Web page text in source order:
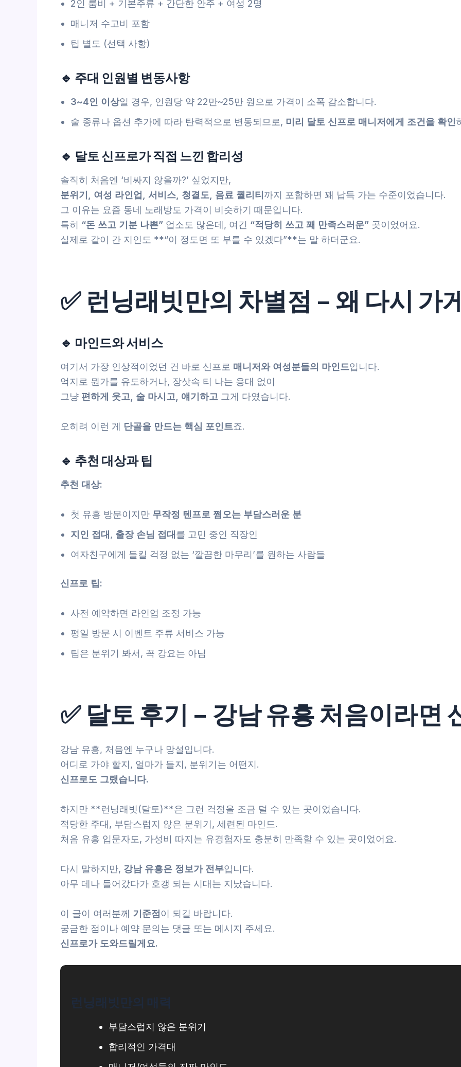
2인 룸비 + 기본주류 + 간단한 안주 + 여성 2명
매니저 수고비 포함
팁 별도 (선택 사항)
🔹 주대 인원별 변동사항
3~4인 이상일 경우, 인원당 약 22만~25만 원으로 가격이 소폭 감소합니다.
술 종류나 옵션 추가에 따라 탄력적으로 변동되므로, 미리 달토 신프로 매니저에게 조건을 확인
🔹 달토 신프로가 직접 느낀 합리성
솔직히 처음엔 ‘비싸지 않을까?’ 싶었지만,
분위기, 여성 라인업, 서비스, 청결도, 음료 퀄리티 까지 포함하면 꽤 납득 가는 수준이었습니다.
그 이유는 요즘 동네 노래방도 가격이 비슷하기 때문입니다.
특히 “돈 쓰고 기분 나쁜” 업소도 많은데, 여긴 “적당히 쓰고 꽤 만족스러운” 곳이었어요.
실제로 같이 간 지인도 **“이 정도면 또 부를 수 있겠다”**는 말 하더군요.
✅ 런닝래빗만의 차별점 – 왜 다시 가
🔹 마인드와 서비스
여기서 가장 인상적이었던 건 바로 신프로 매니저와 여성분들의 마인드입니다.
억지로 뭔가를 유도하거나, 장삿속 티 나는 응대 없이
그냥 편하게 웃고, 술 마시고, 얘기하고 그게 다였습니다.
오히려 이런 게 단골을 만드는 핵심 포인트죠.
🔹 추천 대상과 팁
추천 대상:
첫 유흥 방문이지만 무작정 텐프로 쩜오는 부담스러운 분
지인 접대 , 출장 손님 접대 를 고민 중인 직장인
여자친구에게 들킬 걱정 없는 ‘깔끔한 마무리’를 원하는 사람들
신프로 팁:
사전 예약하면 라인업 조정 가능
평일 방문 시 이벤트 주류 서비스 가능
팁은 분위기 봐서, 꼭 강요는 아님
✅ 달토 후기 – 강남 유흥 처음이라면
강남 유흥, 처음엔 누구나 망설입니다.
어디로 가야 할지, 얼마가 들지, 분위기는 어떤지.
신프로도 그랬습니다.
하지만 **런닝래빗(달토)**은 그런 걱정을 조금 덜 수 있는 곳이었습니다.
적당한 주대, 부담스럽지 않은 분위기, 세련된 마인드.
처음 유흥 입문자도, 가성비 따지는 유경험자도 충분히 만족할 수 있는 곳이었어요.
다시 말하지만, 강남 유흥은 정보가 전부입니다.
아무 데나 들어갔다가 호갱 되는 시대는 지났습니다.
이 글이 여러분께 기준점이 되길 바랍니다.
궁금한 점이나 예약 문의는 댓글 또는 메시지 주세요.
신프로가 도와드릴게요.
런닝래빗만의 매력
부담스럽지 않은 분위기
합리적인 가격대